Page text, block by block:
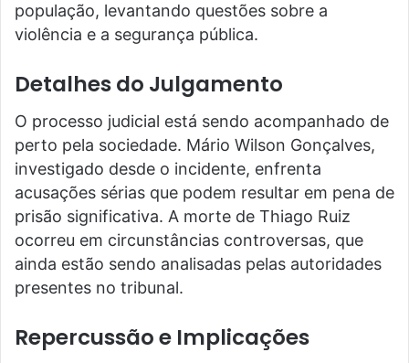
população, levantando questões sobre a
violência e a segurança pública.
Detalhes do Julgamento
O processo judicial está sendo acompanhado de
perto pela sociedade. Mário Wilson Gonçalves,
investigado desde o incidente, enfrenta
acusações sérias que podem resultar em pena de
prisão significativa. A morte de Thiago Ruiz
ocorreu em circunstâncias controversas, que
ainda estão sendo analisadas pelas autoridades
presentes no tribunal.
Repercussão e Implicações